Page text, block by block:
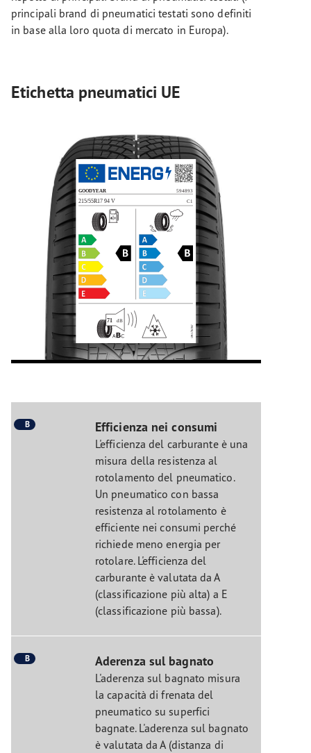
principali brand di pneumatici testati sono definiti
in base alla loro quota di mercato in Europa).
Etichetta pneumatici UE
B Efficienza nei consumi
L'efficienza del carburante è una
misura della resistenza al
rotolamento del pneumatico.
Un pneumatico con bassa
resistenza al rotolamento è
efficiente nei consumi perché
richiede meno energia per
rotolare. L'efficienza del
carburante è valutata da A
(classificazione più alta) a E
(classificazione più bassa).
B Aderenza sul bagnato
L'aderenza sul bagnato misura
la capacità di frenata del
pneumatico su superfici
bagnate. L'aderenza sul bagnato
è valutata da A (distanza di